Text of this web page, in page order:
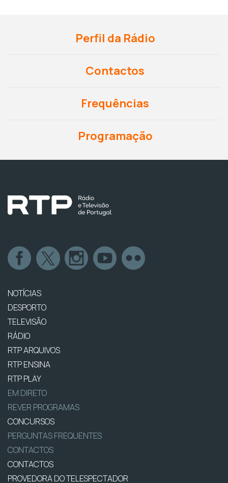
Perfil da Rádio
Contactos
Frequências
Programação
NOTÍCIAS
DESPORTO
TELEVISÃO
RÁDIO
RTP ARQUIVOS
RTP ENSINA
RTP PLAY
EM DIRETO
REVER PROGRAMAS
CONCURSOS
PERGUNTAS FREQUENTES
CONTACTOS
CONTACTOS
PROVEDORA DO TELESPECTADOR